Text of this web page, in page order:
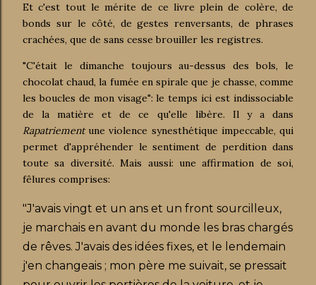
Et c'est tout le mérite de ce livre plein de colère, de
bonds sur le côté, de gestes renversants, de phrases
crachées, que de sans cesse brouiller les registres.
"C'était le dimanche toujours au-dessus des bols, le
chocolat chaud, la fumée en spirale que je chasse, comme
les boucles de mon visage": le temps ici est indissociable
de la matière et de ce qu'elle libère. Il y a dans
Rapatriementune violence synesthétique impeccable, qui
permet d'appréhender le sentiment de perdition dans
toute sa diversité. Mais aussi: une affirmation de soi,
fêlures comprises:
"J'avais vingt et un ans et un front sourcilleux,
je marchais en avant du monde les bras chargés
de rêves. J'avais des idées fixes, et le lendemain
j'en changeais ; mon père me suivait, se pressait